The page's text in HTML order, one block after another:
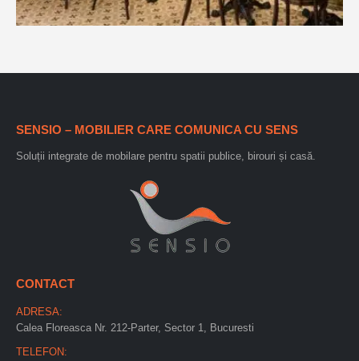
SENSIO – MOBILIER CARE COMUNICA CU SENS
Soluții integrate de mobilare pentru spatii publice, birouri și casă.
CONTACT
ADRESA:
Calea Floreasca Nr. 212-Parter, Sector 1, Bucuresti
TELEFON: